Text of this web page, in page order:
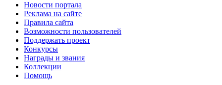
Новости портала
Реклама на сайте
Правила сайта
Возможности пользователей
Поддержать проект
Конкурсы
Награды и звания
Коллекции
Помощь